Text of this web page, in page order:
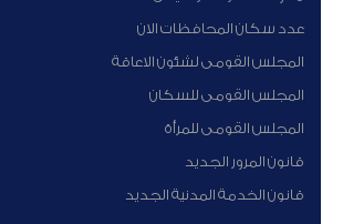
عدد سكان المحافظات الان
المجلس القومى لشئون الاعاقة
المجلس القومى للسكان
المجلس القومى للمرأة
قانون المرور الجديد
قانون الخدمة المدنية الجديد